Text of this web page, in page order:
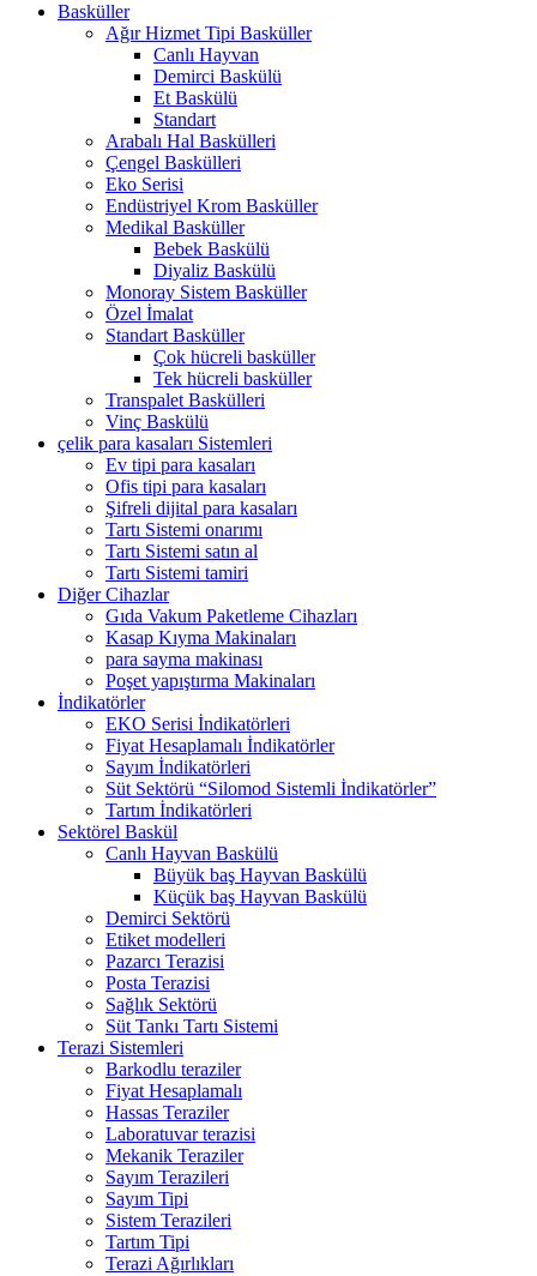
Basküller
Ağır Hizmet Tipi Basküller
Canlı Hayvan
Demirci Baskülü
Et Baskülü
Standart
Arabalı Hal Baskülleri
Çengel Baskülleri
Eko Serisi
Endüstriyel Krom Basküller
Medikal Basküller
Bebek Baskülü
Diyaliz Baskülü
Monoray Sistem Basküller
Özel İmalat
Standart Basküller
Çok hücreli basküller
Tek hücreli basküller
Transpalet Baskülleri
Vinç Baskülü
çelik para kasaları Sistemleri
Ev tipi para kasaları
Ofis tipi para kasaları
Şifreli dijital para kasaları
Tartı Sistemi onarımı
Tartı Sistemi satın al
Tartı Sistemi tamiri
Diğer Cihazlar
Gıda Vakum Paketleme Cihazları
Kasap Kıyma Makinaları
para sayma makinası
Poşet yapıştırma Makinaları
İndikatörler
EKO Serisi İndikatörleri
Fiyat Hesaplamalı İndikatörler
Sayım İndikatörleri
Süt Sektörü “Silomod Sistemli İndikatörler”
Tartım İndikatörleri
Sektörel Baskül
Canlı Hayvan Baskülü
Büyük baş Hayvan Baskülü
Küçük baş Hayvan Baskülü
Demirci Sektörü
Etiket modelleri
Pazarcı Terazisi
Posta Terazisi
Sağlık Sektörü
Süt Tankı Tartı Sistemi
Terazi Sistemleri
Barkodlu teraziler
Fiyat Hesaplamalı
Hassas Teraziler
Laboratuvar terazisi
Mekanik Teraziler
Sayım Terazileri
Sayım Tipi
Sistem Terazileri
Tartım Tipi
Terazi Ağırlıkları